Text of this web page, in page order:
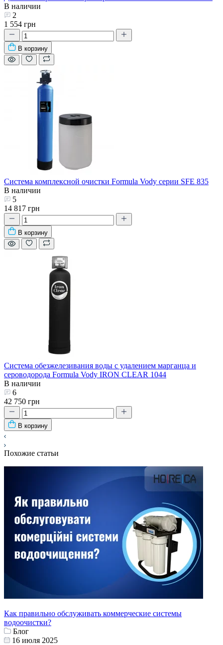
В наличии
2
1 554 грн
В корзину
Система комплексной очистки Formula Vody серии SFE 835
В наличии
5
14 817 грн
В корзину
Система обезжелезивания воды с удалением марганца и
сероводорода Formula Vody IRON CLEAR 1044
В наличии
6
42 750 грн
В корзину
Похожие статьи
Как правильно обслуживать коммерческие системы
водоочистки?
Блог
16 июля 2025